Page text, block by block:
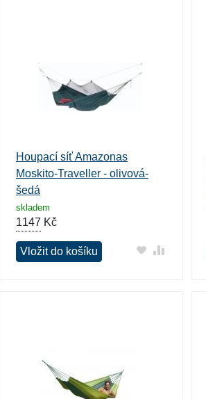
Houpací síť Amazonas
Moskito-Traveller - olivová-
šedá
skladem
1147 Kč
Vložit do košíku